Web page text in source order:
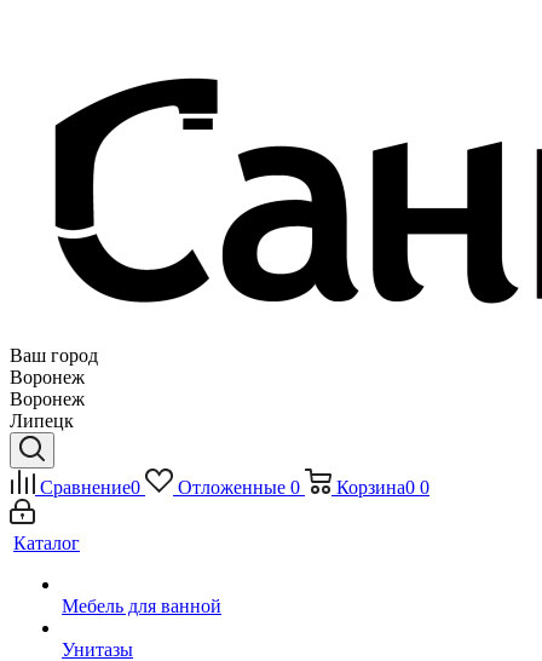
Ваш город
Воронеж
Воронеж
Липецк
Сравнение0 Отложенные 0 Корзина0 0
Каталог
Мебель для ванной
Унитазы